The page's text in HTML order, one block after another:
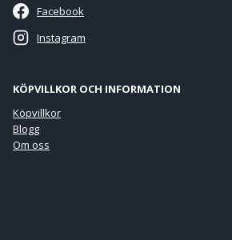
Facebook
Instagram
KÖPVILLKOR OCH INFORMATION
Köpvillkor
Blogg
Om oss